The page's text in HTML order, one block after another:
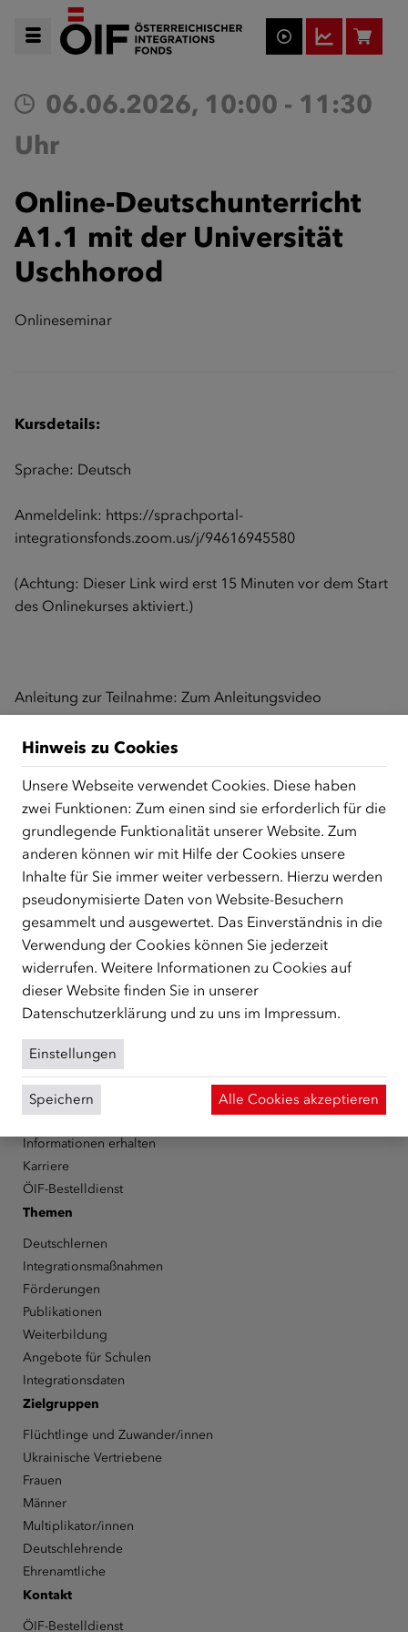
06.06.2026, 10:00 - 11:30
Uhr
Online-Deutschunterricht
A1.1 mit der Universität
Uschhorod
Onlineseminar
Kursdetails:
Sprache: Deutsch
Anmeldelink: https://sprachportal-
integrationsfonds.zoom.us/j/94616945580
(Achtung: Dieser Link wird erst 15 Minuten vor dem Start
des Onlinekurses aktiviert.)
Anleitung zur Teilnahme: Zum Anleitungsvideo
Zurück zur Übersicht
ÜBER UNS
Der Österreichische Integrationsfonds (ÖIF) ist ein Fonds der
Republik Österreich, der Flüchtlinge, subsidiär
Schutzberechtigte, Vertriebene sowie Zuwander/innen als
zentrale Anlaufstelle bei der Integration in Österreich
unterstützt.
mehr
FacebookYouTubeInstagramLinkedIn
Über den ÖIF
Der Österreichische Integrationsfonds (ÖIF)
Organigramm
Informationen erhalten
Karriere
ÖIF-Bestelldienst
Themen
Deutschlernen
Integrationsmaßnahmen
Förderungen
Publikationen
Weiterbildung
Angebote für Schulen
Integrationsdaten
Zielgruppen
Flüchtlinge und Zuwander/innen
Ukrainische Vertriebene
Frauen
Männer
Multiplikator/innen
Deutschlehrende
Ehrenamtliche
Kontakt
ÖIF-Bestelldienst
Hinweis zu Cookies
Unsere Webseite verwendet Cookies. Diese haben
zwei Funktionen: Zum einen sind sie erforderlich für die
grundlegende Funktionalität unserer Website. Zum
anderen können wir mit Hilfe der Cookies unsere
Inhalte für Sie immer weiter verbessern. Hierzu werden
pseudonymisierte Daten von Website-Besuchern
gesammelt und ausgewertet. Das Einverständnis in die
Verwendung der Cookies können Sie jederzeit
widerrufen. Weitere Informationen zu Cookies auf
dieser Website finden Sie in unserer
Datenschutzerklärung und zu uns im Impressum.
Einstellungen
Speichern Alle Cookies akzeptieren